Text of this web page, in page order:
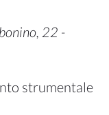
22 -
strumentale